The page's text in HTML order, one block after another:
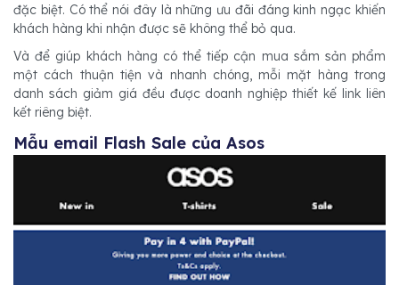
đặc biệt. Có thể nói đây là những ưu đãi đáng kinh ngạc khiến
khách hàng khi nhận được sẽ không thể bỏ qua.
Và để giúp khách hàng có thể tiếp cận mua sắm sản phẩm
một cách thuận tiện và nhanh chóng, mỗi mặt hàng trong
danh sách giảm giá đều được doanh nghiệp thiết kế link liên
kết riêng biệt.
Mẫu email Flash Sale của Asos